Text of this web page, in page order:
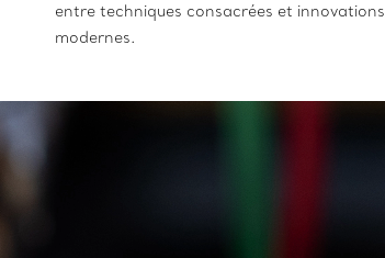
entre techniques consacrées et innovations
modernes.